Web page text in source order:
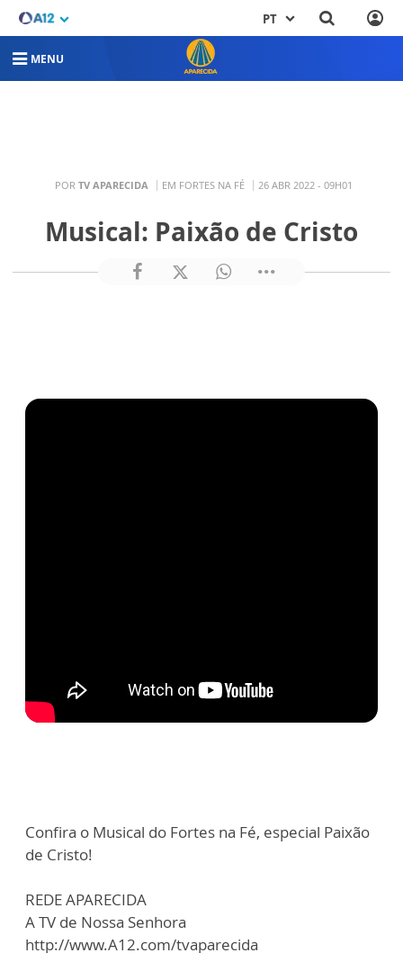
PT
MENU
POR TV APARECIDA EM FORTES NA FÉ 26 ABR 2022 - 09H01
Musical: Paixão de Cristo
Confira o Musical do Fortes na Fé, especial Paixão
de Cristo!
REDE APARECIDA
A TV de Nossa Senhora
http://www.A12.com/tvaparecida